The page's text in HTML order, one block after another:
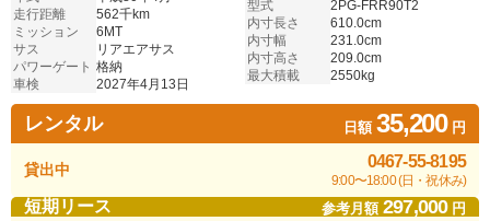
走行距離
562千km
ミッション
6MT
サス
リアエアサス
パワーゲート 格納
車検
2027年4月13日
型式
2PG-FRR90T2
内寸長さ
610.0cm
内寸幅
231.0cm
内寸高さ
209.0cm
最大積載
2550kg
レンタル 日額35,200円
貸出中 0467-55-8195
9:00〜18:00 (日・祝休み)
短期リース 参考月額297,000円